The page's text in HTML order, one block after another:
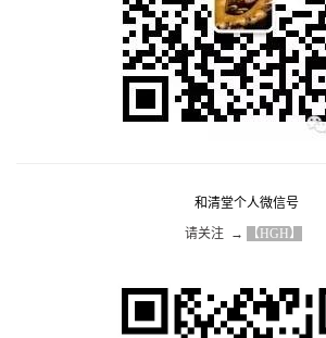
和清堂个人微信号
请关注  → 【HGH】